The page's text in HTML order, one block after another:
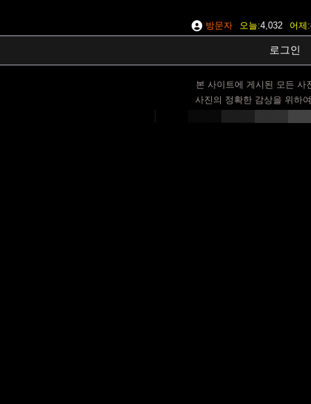
방문자 오늘 4,032 어제
로그인
본 사이트에 게시된 모든 사
사진의 정확한 감상을 위하